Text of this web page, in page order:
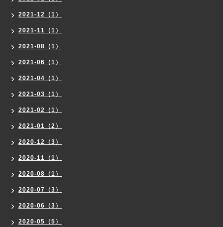
2021-12（1）
2021-11（1）
2021-08（1）
2021-06（1）
2021-04（1）
2021-03（1）
2021-02（1）
2021-01（2）
2020-12（3）
2020-11（1）
2020-08（1）
2020-07（3）
2020-06（3）
2020-05（5）